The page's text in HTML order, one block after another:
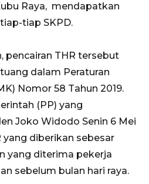
Raya, mendapatkan
tiap SKPD.
pencairan THR tersebut
dalam Peraturan
Nomor 58 Tahun 2019.
(PP) yang
Joko Widodo Senin 6 Mei
yang diberikan sebesar
yang diterima pekerja
sebelum bulan hari raya.